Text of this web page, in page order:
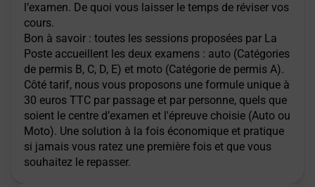
l’examen. De quoi vous laisser le temps de réviser vos
cours.
Bon à savoir : toutes les sessions proposées par La
Poste accueillent les deux examens : auto (Catégories
de permis B, C, D, E) et moto (Catégorie de permis A).
Côté tarif, nous vous proposons une formule unique à
30 euros TTC par passage et par personne, quels que
soient le centre d’examen et l'épreuve choisie (Auto ou
Moto). Une solution à la fois économique et pratique
si jamais vous ratez une première fois et que vous
souhaitez le repasser.